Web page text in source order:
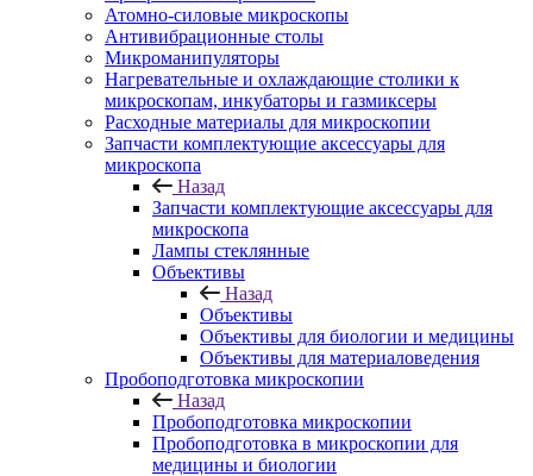
Атомно-силовые микроскопы
Антивибрационные столы
Микроманипуляторы
Нагревательные и охлаждающие столики к
микроскопам, инкубаторы и газмиксеры
Расходные материалы для микроскопии
Запчасти комплектующие аксессуары для
микроскопа
Назад
Запчасти комплектующие аксессуары для
микроскопа
Лампы стеклянные
Объективы
Назад
Объективы
Объективы для биологии и медицины
Объективы для материаловедения
Пробоподготовка микроскопии
Назад
Пробоподготовка микроскопии
Пробоподготовка в микроскопии для
медицины и биологии